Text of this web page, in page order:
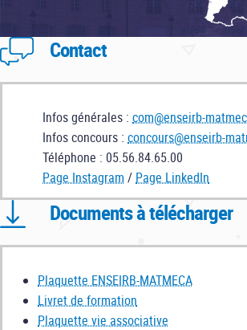
Contact
Infos générales :com@enseirb-
Infos concours : concours@enseirb-
Téléphone : 05.56.84.65.00
Page Instagram / Page LinkedIn
Documents à télécharger
Plaquette ENSEIRB-MATMECA
Livret de formation
Plaquette vie associative